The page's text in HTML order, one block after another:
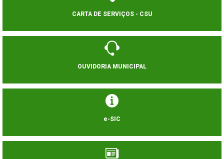
CARTA DE SERVIÇOS - CSU
OUVIDORIA MUNICIPAL
e-SIC